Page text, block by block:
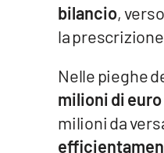
bilancio,
la
Nelle pieghe
milioni di
milioni da